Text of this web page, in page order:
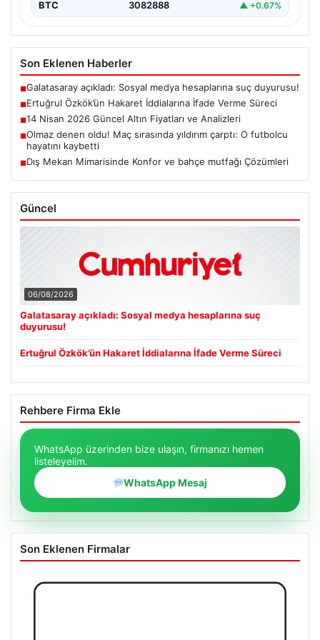
BTC 3082888 ▲ +0.67%
Son Eklenen Haberler
■Galatasaray açıkladı: Sosyal medya hesaplarına suç duyurusu!
■Ertuğrul Özkök’ün Hakaret İddialarına İfade Verme Süreci
■14 Nisan 2026 Güncel Altın Fiyatları ve Analizleri
■Olmaz denen oldu! Maç sırasında yıldırım çarptı: O futbolcu
hayatını kaybetti
■Dış Mekan Mimarisinde Konfor ve bahçe mutfağı Çözümleri
Güncel
06/08/2026
Galatasaray açıkladı: Sosyal medya hesaplarına suç
duyurusu!
Ertuğrul Özkök’ün Hakaret İddialarına İfade Verme Süreci
Rehbere Firma Ekle
WhatsApp üzerinden bize ulaşın, firmanızı hemen
listeleyelim.
WhatsApp Mesaj
Son Eklenen Firmalar